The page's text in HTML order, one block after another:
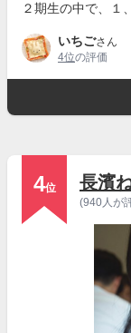
２期生の中で、１
いちごさん
4位の評価
4位 長濱
(940人が